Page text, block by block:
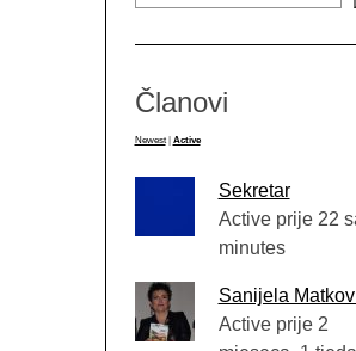
Članovi
Newest Active
Sekretar
Active prije 22
minutes
Sanijela
Active prije 2